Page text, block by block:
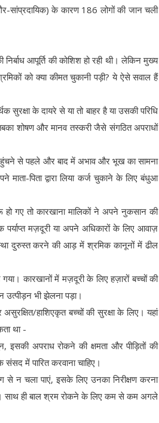
सांप्रदायिक) के कारण 186 लोगों की जान चली
आपूर्ति की कोशिश हो रही थी। लेकिन मुख्य
को क्या कीमत चुकानी पड़ी? ये ऐसे सवाल हैं
के दायरे से या तो बाहर है या उसकी परिधि
शोषण और मानव तस्करी जैसे संगठित अपराधों
पहुंचने से पहले और बाद में अभाव और भूख का सामना
पिता द्वारा लिया कर्ज चुकाने के लिए बंधुआ
हो गए तो कारखाना मालिकों ने अपने नुकसान की
मज़दूरी या अपने अधिकारों के लिए आवाज़
दुरुस्त करने की आड़ में श्रमिक कानूनों में ढील
कारखानों में मज़दूरी के लिए हज़ारों बच्चों की
भी झेलना पड़ा।
हाशिएकृत बच्चों की सुरक्षा के लिए। यहां
था -
अपराध रोकने की क्षमता और पीड़ितों की
में पारित करवाना चाहिए।
से न चला पाएं, इसके लिए उनका निरीक्षण करना
साथ ही बाल श्रम रोकने के लिए कम से कम अगले